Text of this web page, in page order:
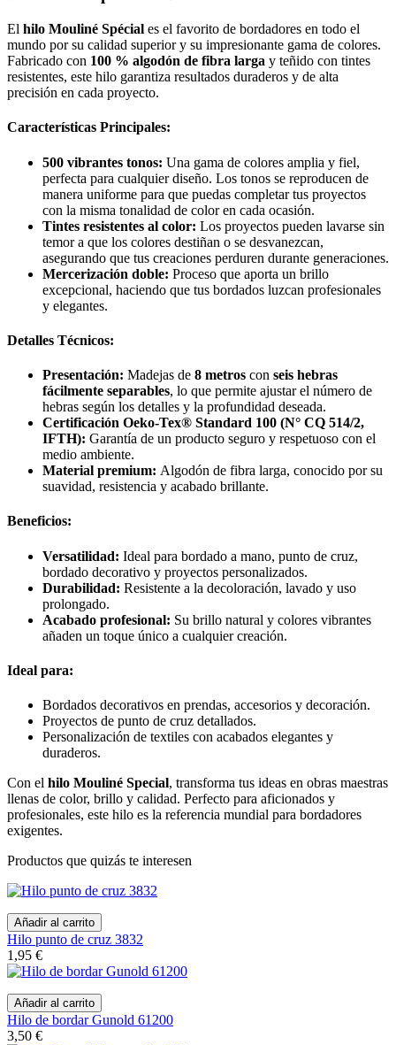
El hilo Mouliné Spécial es el favorito de bordadores en todo el
mundo por su calidad superior y su impresionante gama de colores.
Fabricado con 100 % algodón de fibra larga y teñido con tintes
resistentes, este hilo garantiza resultados duraderos y de alta
precisión en cada proyecto.
Características Principales:
500 vibrantes tonos: Una gama de colores amplia y fiel,
perfecta para cualquier diseño. Los tonos se reproducen de
manera uniforme para que puedas completar tus proyectos
con la misma tonalidad de color en cada ocasión.
Tintes resistentes al color: Los proyectos pueden lavarse sin
temor a que los colores destiñan o se desvanezcan,
asegurando que tus creaciones perduren durante generaciones.
Mercerización doble: Proceso que aporta un brillo
excepcional, haciendo que tus bordados luzcan profesionales
y elegantes.
Detalles Técnicos:
Presentación: Madejas de 8 metros con seis hebras
fácilmente separables, lo que permite ajustar el número de
hebras según los detalles y la profundidad deseada.
Certificación Oeko-Tex® Standard 100 (N° CQ 514/2,
IFTH): Garantía de un producto seguro y respetuoso con el
medio ambiente.
Material premium: Algodón de fibra larga, conocido por su
suavidad, resistencia y acabado brillante.
Beneficios:
Versatilidad: Ideal para bordado a mano, punto de cruz,
bordado decorativo y proyectos personalizados.
Durabilidad: Resistente a la decoloración, lavado y uso
prolongado.
Acabado profesional: Su brillo natural y colores vibrantes
añaden un toque único a cualquier creación.
Ideal para:
Bordados decorativos en prendas, accesorios y decoración.
Proyectos de punto de cruz detallados.
Personalización de textiles con acabados elegantes y
duraderos.
Con el hilo Mouliné Special, transforma tus ideas en obras maestras
llenas de color, brillo y calidad. Perfecto para aficionados y
profesionales, este hilo es la referencia mundial para bordadores
exigentes.
Productos que quizás te interesen
Añadir al carrito
Hilo punto de cruz 3832
1,95 €
Añadir al carrito
Hilo de bordar Gunold 61200
3,50 €